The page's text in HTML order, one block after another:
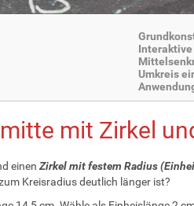
Umkreis
mit Zirkel
einen Zirkel mit festem Radius
Kreisradius deutlich länger ist?